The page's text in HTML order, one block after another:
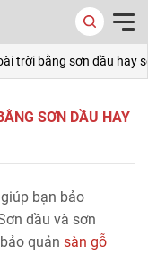
trời bằng sơn dầu hay
SƠN DẦU HAY
bạn bảo
dầu và sơn
quản sàn gỗ